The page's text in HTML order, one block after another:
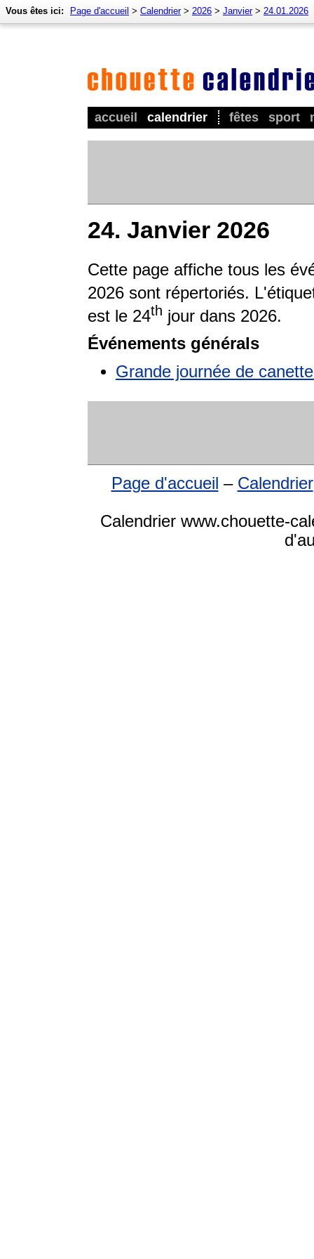
accueil calendrier fêtes sport
Vous êtes ici: Page d'accueil > Calendrier> 2026 > Janvier> 24.01.2026
24. Janvier 2026
Cette page affiche tous les
2026 sont répertoriés.
est le 24th jour dans 2026.
Événements générals
Grande journée de
Page d'accueil – Calendrier
Calendrier www.chouette-